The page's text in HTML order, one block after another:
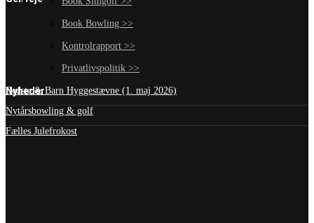
Book Bowling >>
Kontrolrapport >>
Privatlivspolitik >>
Nyheder
Bedste & Barn Hyggestævne (1. maj 2026)
Nytårsbowling & golf
Fælles Julefrokost